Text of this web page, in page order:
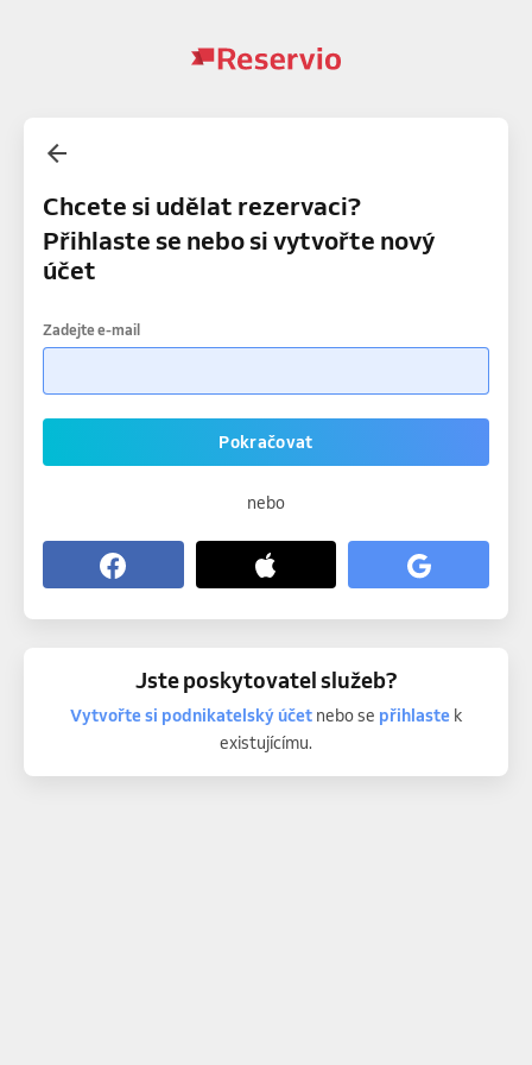
Chcete si udělat rezervaci?
Přihlaste se nebo si vytvořte nový
účet
Zadejte e-mail
Pokračovat
nebo
Jste poskytovatel služeb?
Vytvořte si podnikatelský účetnebo se přihlastek
existujícímu.